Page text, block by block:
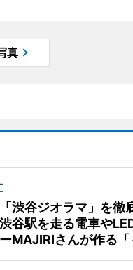
真
渋谷ジオラマ」を
谷駅を走る電車や
MAJIRIさんが作る「